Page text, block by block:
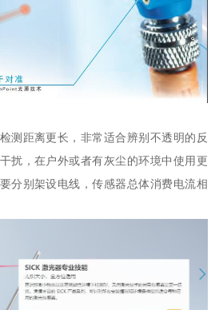
测距离更长，非常适合辨别不透明的反
扰，在户外或者有灰尘的环境中使用更
分别架设电线，传感器总体消费电流相